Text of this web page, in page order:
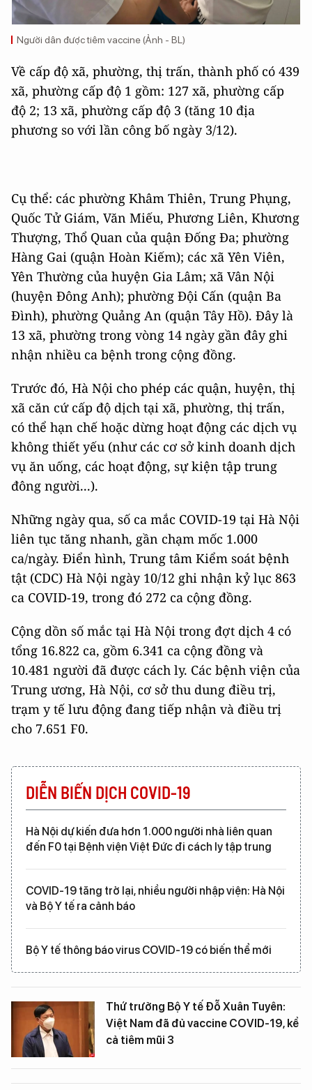
Người dân được tiêm vaccine (Ảnh - BL)
Về cấp độ xã, phường, thị trấn, thành phố có 439
xã, phường cấp độ 1 gồm: 127 xã, phường cấp
độ 2; 13 xã, phường cấp độ 3 (tăng 10 địa
phương so với lần công bố ngày 3/12).
Cụ thể: các phường Khâm Thiên, Trung Phụng,
Quốc Tử Giám, Văn Miếu, Phương Liên, Khương
Thượng, Thổ Quan của quận Đống Đa; phường
Hàng Gai (quận Hoàn Kiếm); các xã Yên Viên,
Yên Thường của huyện Gia Lâm; xã Vân Nội
(huyện Đông Anh); phường Đội Cấn (quận Ba
Đình), phường Quảng An (quận Tây Hồ). Đây là
13 xã, phường trong vòng 14 ngày gần đây ghi
nhận nhiều ca bệnh trong cộng đồng.
Trước đó, Hà Nội cho phép các quận, huyện, thị
xã căn cứ cấp độ dịch tại xã, phường, thị trấn,
có thể hạn chế hoặc dừng hoạt động các dịch vụ
không thiết yếu (như các cơ sở kinh doanh dịch
vụ ăn uống, các hoạt động, sự kiện tập trung
đông người...).
Những ngày qua, số ca mắc COVID-19 tại Hà Nội
liên tục tăng nhanh, gần chạm mốc 1.000
ca/ngày. Điển hình, Trung tâm Kiểm soát bệnh
tật (CDC) Hà Nội ngày 10/12 ghi nhận kỷ lục 863
ca COVID-19, trong đó 272 ca cộng đồng.
Cộng dồn số mắc tại Hà Nội trong đợt dịch 4 có
tổng 16.822 ca, gồm 6.341 ca cộng đồng và
10.481 người đã được cách ly. Các bệnh viện của
Trung ương, Hà Nội, cơ sở thu dung điều trị,
trạm y tế lưu động đang tiếp nhận và điều trị
cho 7.651 F0.
DIỄN BIẾN DỊCH COVID-19
Hà Nội dự kiến đưa hơn 1.000 người nhà liên quan
đến F0 tại Bệnh viện Việt Đức đi cách ly tập trung
COVID-19 tăng trở lại, nhiều người nhập viện: Hà Nội
và Bộ Y tế ra cảnh báo
Bộ Y tế thông báo virus COVID-19 có biến thể mới
Thứ trưởng Bộ Y tế Đỗ Xuân Tuyên:
Việt Nam đã đủ vaccine COVID-19, kể
cả tiêm mũi 3